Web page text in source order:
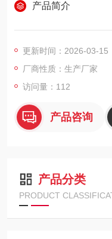
产品简介
更新时间：2026-03-15
厂商性质：生产厂家
访问量：112
产品咨询
产品分类
PRODUCT